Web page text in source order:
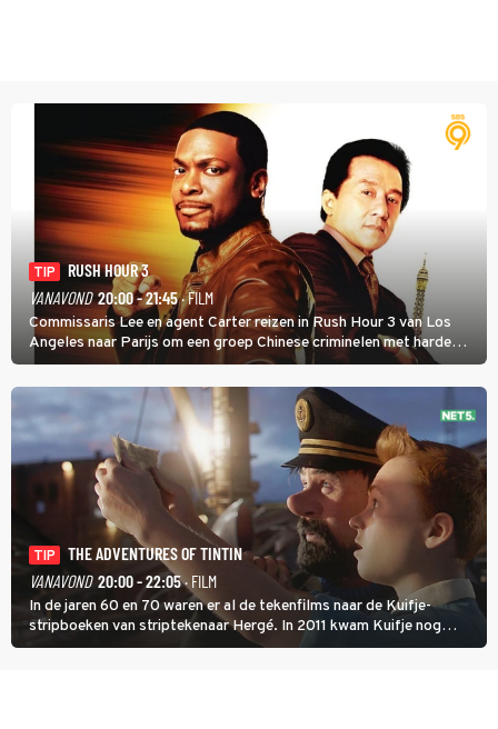
TIP
RUSH HOUR 3
VANAVOND 20:00 - 21:45· FILM
Commissaris Lee en agent Carter reizen in Rush Hour 3 van Los
Angeles naar Parijs om een groep Chinese criminelen met harde
hand aan te pakken.
TIP
THE ADVENTURES OF TINTIN
VANAVOND 20:00 - 22:05· FILM
In de jaren 60 en 70 waren er al de tekenfilms naar de Kuifje-
stripboeken van striptekenaar Hergé. In 2011 kwam Kuifje nog
meer tot leven in The Adventures of Tintin van Steven Spielberg.